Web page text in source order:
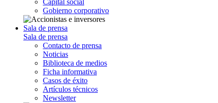
Capital social
Gobierno corporativo
Sala de prensa
Sala de prensa
Contacto de prensa
Noticias
Biblioteca de medios
Ficha informativa
Casos de éxito
Artículos técnicos
Newsletter